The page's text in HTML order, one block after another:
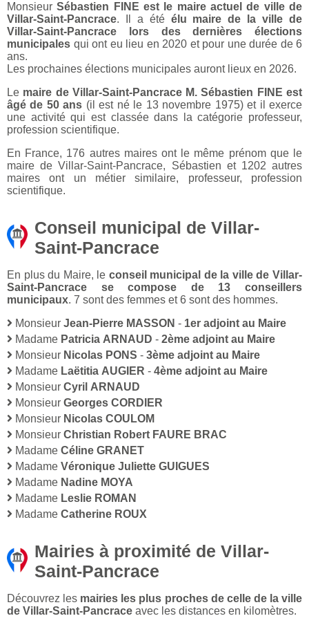
MonsieurSébastien FINE est le maire actuel de ville de
Villar-Saint-Pancrace. Il a été élu maire de la ville de
Villar-Saint-Pancrace lors des dernières élections
municipales qui ont eu lieu en 2020 et pour une durée de 6
ans.
Les prochaines élections municipales auront lieux en 2026.
Le maire de Villar-Saint-Pancrace M. Sébastien FINE est
âgé de 50 ans (il est né le 13 novembre 1975) et il exerce
une activité qui est classée dans la catégorie professeur,
profession scientifique.
En France, 176 autres maires ont le même prénom que le
maire de Villar-Saint-Pancrace, Sébastien et 1202 autres
maires ont un métier similaire, professeur, profession
scientifique.
Conseil municipal de Villar-
Saint-Pancrace
En plus du Maire, le conseil municipal de la ville de Villar-
Saint-Pancrace se compose de 13 conseillers
municipaux. 7 sont des femmes et 6 sont des hommes.
Monsieur Jean-Pierre MASSON - 1er adjoint au Maire
Madame Patricia ARNAUD - 2ème adjoint au Maire
Monsieur Nicolas PONS - 3ème adjoint au Maire
Madame Laëtitia AUGIER - 4ème adjoint au Maire
Monsieur Cyril ARNAUD
Monsieur Georges CORDIER
Monsieur Nicolas COULOM
Monsieur Christian Robert FAURE BRAC
Madame Céline GRANET
Madame Véronique Juliette GUIGUES
Madame Nadine MOYA
Madame Leslie ROMAN
Madame Catherine ROUX
Mairies à proximité de Villar-
Saint-Pancrace
Découvrez les mairies les plus proches de celle de la ville
de Villar-Saint-Pancrace avec les distances en kilomètres.